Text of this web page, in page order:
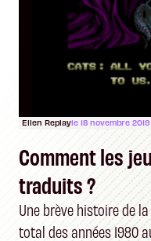
Ellen Replayle 18 novembre 2019
Comment les
traduits ?
Une brève histoire de
total des années 1980